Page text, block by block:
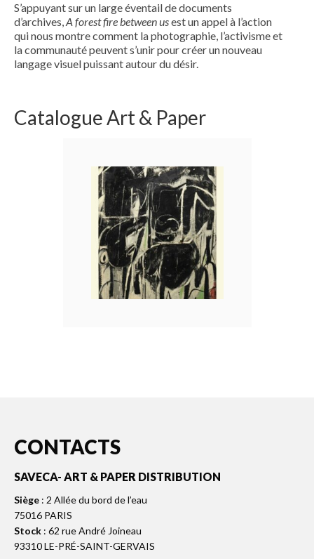
S’appuyant sur un large éventail de documents
d’archives,A forest fire between usest un appel à l’action
qui nous montre comment la photographie, l’activisme et
la communauté peuvent s’unir pour créer un nouveau
langage visuel puissant autour du désir.
Catalogue Art & Paper
CONTACTS
SAVECA- ART & PAPER DISTRIBUTION
Siège : 2 Allée du bord de l’eau
75016 PARIS
Stock : 62 rue André Joineau
93310 LE-PRÉ-SAINT-GERVAIS